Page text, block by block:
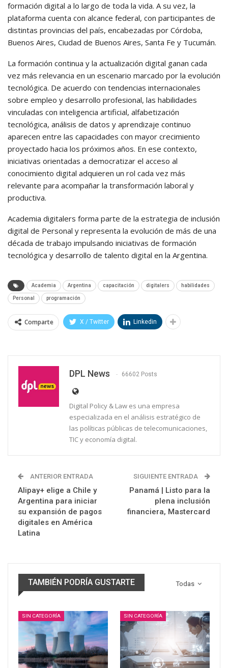
formación digital a lo largo de toda la vida. A su vez, la
plataforma cuenta con alcance federal, con participantes de
distintas provincias del país, encabezadas por Córdoba,
Buenos Aires, Ciudad de Buenos Aires, Santa Fe y Tucumán.
La formación continua y la actualización digital ganan cada
vez más relevancia en un escenario marcado por la evolución
tecnológica. De acuerdo con tendencias internacionales
sobre empleo y desarrollo profesional, las habilidades
vinculadas con inteligencia artificial, alfabetización
tecnológica, análisis de datos y aprendizaje continuo
aparecen entre las capacidades con mayor crecimiento
proyectado hacia los próximos años. En ese contexto,
iniciativas orientadas a democratizar el acceso al
conocimiento digital adquieren un rol cada vez más
relevante para acompañar la transformación laboral y
productiva.
Academia digitalers forma parte de la estrategia de inclusión
digital de Personal y representa la evolución de más de una
década de trabajo impulsando iniciativas de formación
tecnológica y desarrollo de talento digital en la Argentina.
Academia Argentina capacitación digitalers habilidades
Personal programación
Comparte X / Twitter Linkedin
DPL News 66602 Posts
Digital Policy & Law es una empresa
especializada en el análisis estratégico de
las políticas públicas de telecomunicaciones,
TIC y economía digital.
ANTERIOR ENTRADA
Alipay+ elige a Chile y
Argentina para iniciar
su expansión de pagos
digitales en América
Latina
SIGUIENTE ENTRADA
Panamá | Listo para la
plena inclusión
financiera, Mastercard
Todas
TAMBIÉN PODRÍA GUSTARTE
SIN CATEGORÍA SIN CATEGORÍA